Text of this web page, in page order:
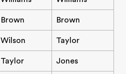
Brown Brown
Wilson Taylor
Taylor Jones